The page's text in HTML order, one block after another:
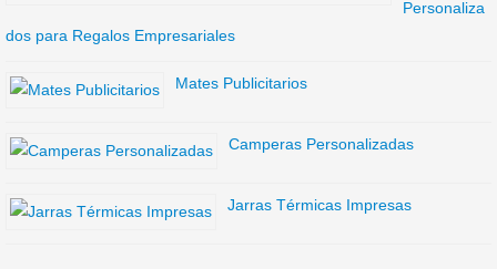
Personaliza
dos para Regalos Empresariales
Mates Publicitarios
Camperas Personalizadas
Jarras Térmicas Impresas